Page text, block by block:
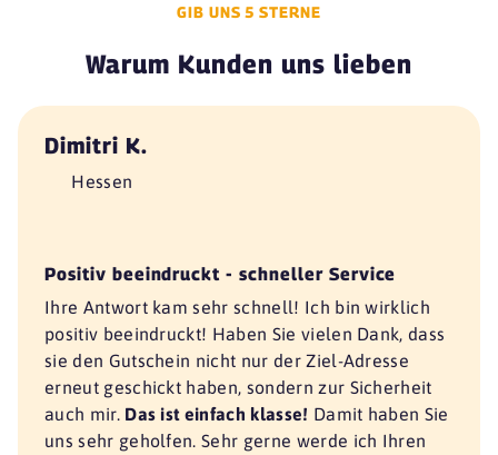
GIB UNS 5 STERNE
Warum Kunden uns lieben
Dimitri K.
Hessen
Positiv beeindruckt - schneller Service
Ihre Antwort kam sehr schnell! Ich bin wirklich
positiv beeindruckt! Haben Sie vielen Dank, dass
sie den Gutschein nicht nur der Ziel-Adresse
erneut geschickt haben, sondern zur Sicherheit
auch mir. Das ist einfach klasse! Damit haben Sie
uns sehr geholfen. Sehr gerne werde ich Ihren